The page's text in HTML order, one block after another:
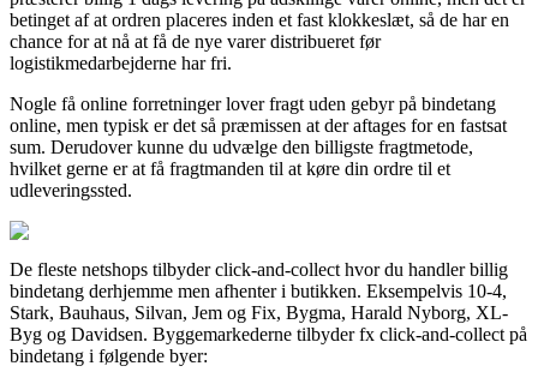
betinget af at ordren placeres inden et fast klokkeslæt, så de har en
chance for at nå at få de nye varer distribueret før
logistikmedarbejderne har fri.
Nogle få online forretninger lover fragt uden gebyr på bindetang
online, men typisk er det så præmissen at der aftages for en fastsat
sum. Derudover kunne du udvælge den billigste fragtmetode,
hvilket gerne er at få fragtmanden til at køre din ordre til et
udleveringssted.
De fleste netshops tilbyder click-and-collect hvor du handler billig
bindetang derhjemme men afhenter i butikken. Eksempelvis 10-4,
Stark, Bauhaus, Silvan, Jem og Fix, Bygma, Harald Nyborg, XL-
Byg og Davidsen. Byggemarkederne tilbyder fx click-and-collect på
bindetang i følgende byer: